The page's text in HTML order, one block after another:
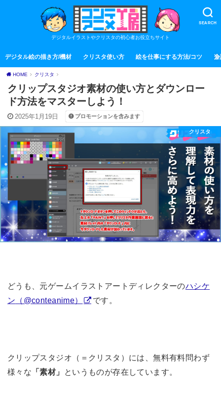
SEARCH
デジタルイラストやクリスタの初心者お役立ちサイト
デジタル絵の描き方/機材 クリスタ使い方 絵を仕事にする方法/コツ 全
HOME クリスタ
クリップスタジオ素材の使い方とダウンロー
ド方法をマスターしよう！
2025年1月19日 プロモーションを含みます
クリスタ
どうも、元ゲームイラストアートディレクターのハシケ
ン （@conteanime） です。
クリップスタジオ（＝クリスタ）には、無料有料問わず
様々な 「素材」 というものが存在しています。